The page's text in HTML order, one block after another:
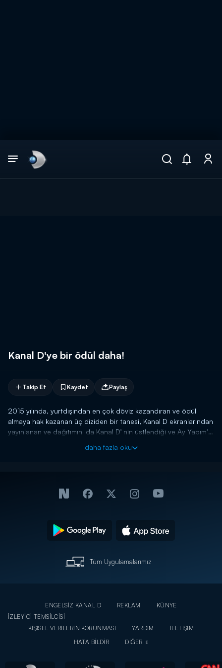
Kanal D'ye bir ödül daha!
Takip Et Kaydet Paylaş
2015 yılında, yurtdışından en çok döviz kazandıran ve ödül
almaya hak kazanan üç diziden bir tanesi, Kanal D ekranlarından
yayınlanan ve dağıtımını da Kanal D’ nin üstlendiği ve Ay Yapım’ın
daha fazla oku
Tüm Uygulamalarımız
ENGELSİZ KANAL D REKLAM
KÜNYE
İZLEYİCİ TEMSİLCİSİ
KİŞİSEL VERİLERİN KORUNMASI
YARDIM
İLETİŞİM
HATA BİLDİR
DİĞER